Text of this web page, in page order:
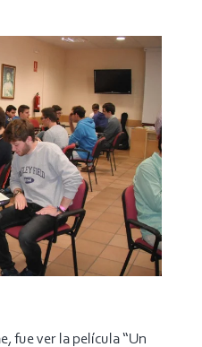
fue ver la película “Un